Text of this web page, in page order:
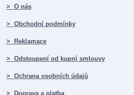
> O nás
> Obchodní podmínky
> Reklamace
> Odstoupení od kupní smlouvy
> Ochrana osobních údajů
> Doprava a platba